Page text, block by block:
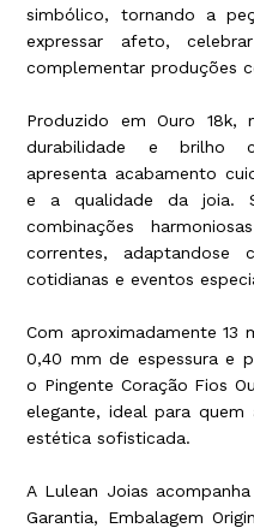
simbólico, tornando a
expressar afeto,
complementar produções
Produzido em Ouro 18k,
durabilidade e brilho
apresenta acabamento
e a qualidade da joia.
combinações
correntes, adaptandose
cotidianas e eventos
Com aproximadamente 13
0,40 mm de espessura e
o Pingente Coração Fios
elegante, ideal para
estética sofisticada.
A Lulean Joias
Garantia, Embalagem